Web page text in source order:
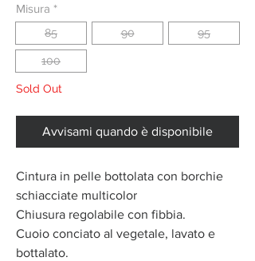
Misura *
85 90 95
100
Sold Out
Avvisami quando è disponibile
Cintura in pelle bottolata con borchie
schiacciate multicolor
Chiusura regolabile con fibbia.
Cuoio conciato al vegetale, lavato e
bottalato.